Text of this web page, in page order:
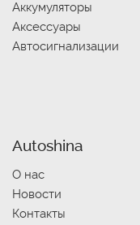
Аккумуляторы
Аксессуары
Автосигнализации
Autoshina
О нас
Новости
Контакты